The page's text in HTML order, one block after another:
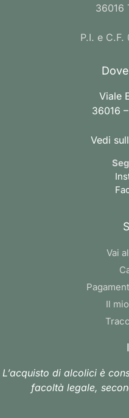
36016
P.I. e
Viale
36016
Vedi
Vai
Il
L’acquisto di alcolici è
facoltà legale,